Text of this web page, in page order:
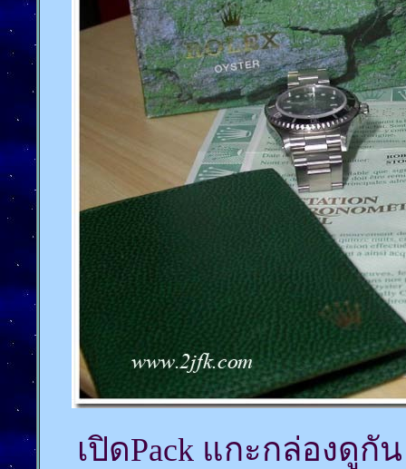
เปิดPack แกะกล่องดูกั